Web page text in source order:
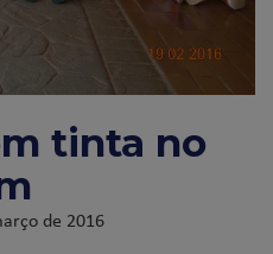
tinta no
de 2016